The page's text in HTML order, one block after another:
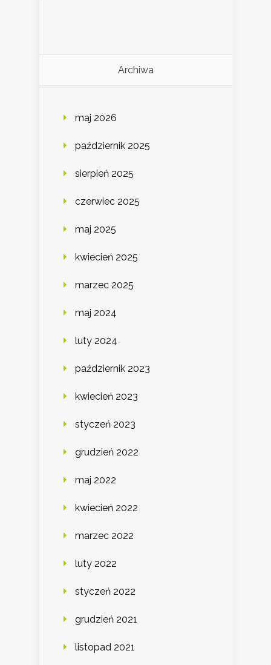
Archiwa
maj 2026
październik 2025
sierpień 2025
czerwiec 2025
maj 2025
kwiecień 2025
marzec 2025
maj 2024
luty 2024
październik 2023
kwiecień 2023
styczeń 2023
grudzień 2022
maj 2022
kwiecień 2022
marzec 2022
luty 2022
styczeń 2022
grudzień 2021
listopad 2021